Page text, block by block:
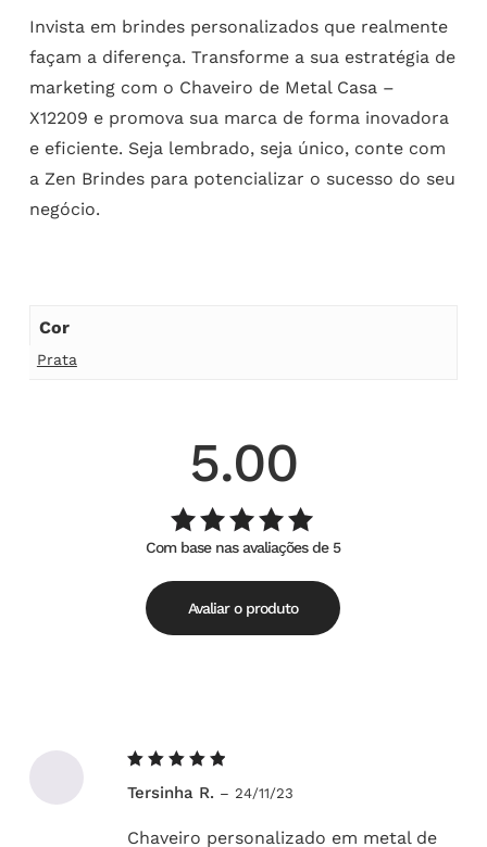
Invista em brindes personalizados que realmente
façam a diferença. Transforme a sua estratégia de
marketing com o Chaveiro de Metal Casa –
X12209 e promova sua marca de forma inovadora
e eficiente. Seja lembrado, seja único, conte com
a Zen Brindes para potencializar o sucesso do seu
negócio.
Cor
Prata
5.00
Avaliação
5.00de
5
Com base nas avaliações de 5
Avaliar o produto
5de 5
Tersinha R. – 24/11/23
Chaveiro personalizado em metal de